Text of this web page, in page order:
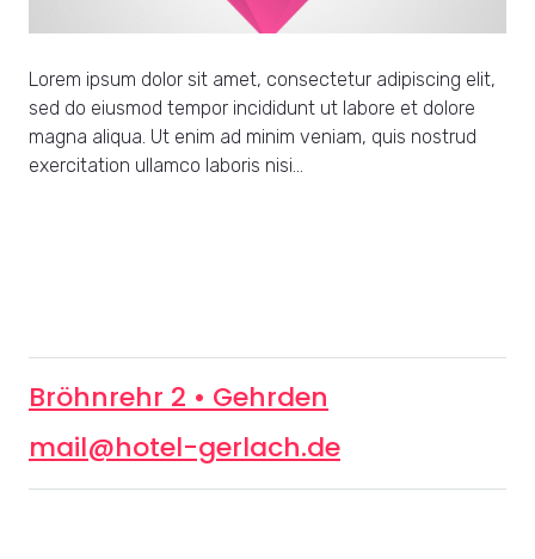
Lorem ipsum dolor sit amet, consectetur adipiscing elit,
sed do eiusmod tempor incididunt ut labore et dolore
magna aliqua. Ut enim ad minim veniam, quis nostrud
exercitation ullamco laboris nisi…
Bröhnrehr 2 • Gehrden
mail@hotel-gerlach.de